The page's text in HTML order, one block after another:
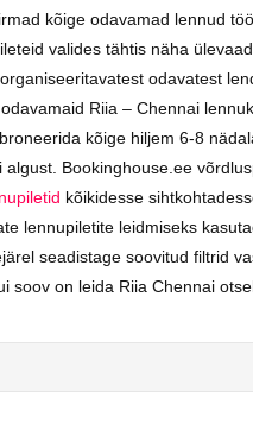
kõige odavamad lennud
valides tähtis näha
odavatest
Riia – Chennai
kõige hiljem 6-8
algust. Bookinghouse.ee
kõikidesse
lennupiletite leidmiseks
seadistage soovitud filtrid
soov on leida Riia Chennai